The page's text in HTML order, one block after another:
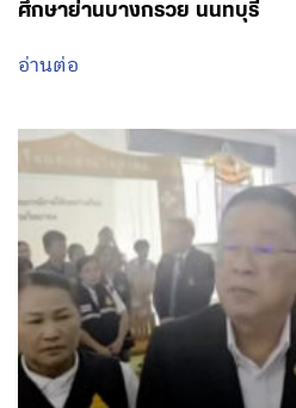
ศึกษาย่านบางกรวย นนทบุรี
อ่านต่อ